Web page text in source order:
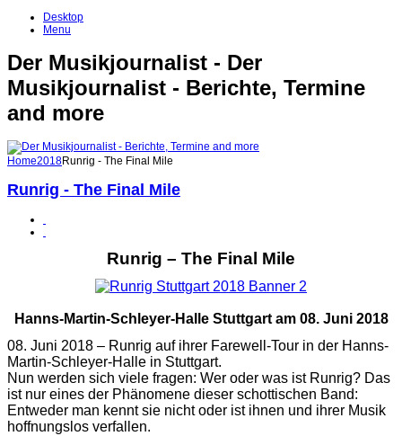
Desktop
Menu
Der Musikjournalist - Der
Musikjournalist - Berichte, Termine
and more
Home2018Runrig - The Final Mile
Runrig - The Final Mile
Runrig – The Final Mile
Hanns-Martin-Schleyer-Halle Stuttgart am 08. Juni 2018
08. Juni 2018 – Runrig auf ihrer Farewell-Tour in der Hanns-
Martin-Schleyer-Halle in Stuttgart.
Nun werden sich viele fragen: Wer oder was ist Runrig? Das
ist nur eines der Phänomene dieser schottischen Band:
Entweder man kennt sie nicht oder ist ihnen und ihrer Musik
hoffnungslos verfallen.